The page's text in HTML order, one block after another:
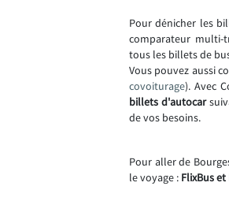
Pour dénicher les
comparateur multi-
tous les billets de
Vous pouvez aussi
covoiturage). Avec
billets d'autocar
de vos besoins.
Pour aller de
le voyage : FlixBus